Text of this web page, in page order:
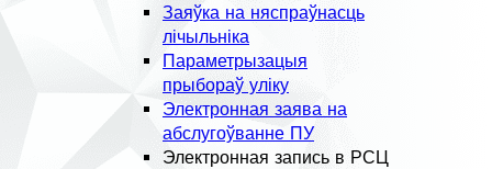
Заяўка на няспраўнасць
лічыльніка
Параметрызацыя
прыбораў уліку
Электронная заява на
абслугоўванне ПУ
Электронная запись в РСЦ